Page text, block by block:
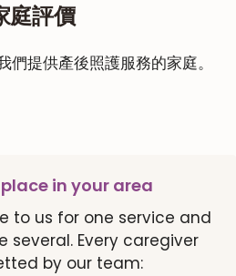
庭評價
們提供產後照護服務的家庭。
in your area
to us for one service and
several. Every caregiver
by our team: